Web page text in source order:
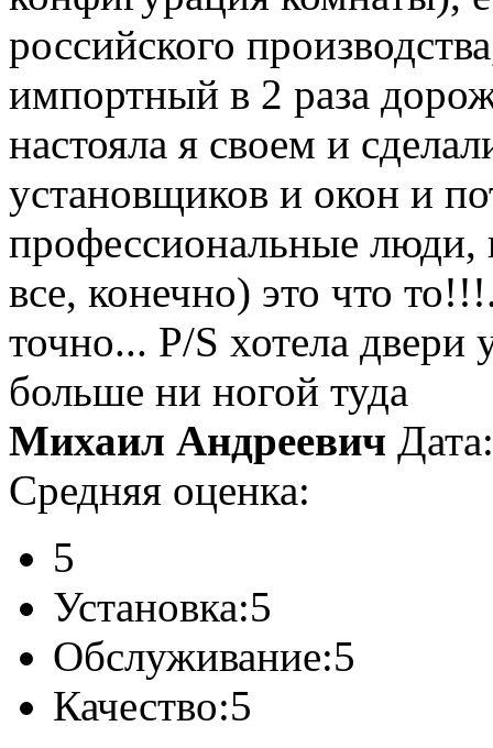
российского
импортный в 2 раза
настояла я своем и
установщиков и окон и
профессиональные
все, конечно) это что
точно... P/S хотела двери
больше ни ногой туда
Михаил Андреевич
Средняя оценка:
5
Установка:5
Обслуживание:5
Качество:5